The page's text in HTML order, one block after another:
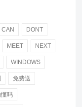
CAN DONT
MEET NEXT
WINDOWS
免费送
吗